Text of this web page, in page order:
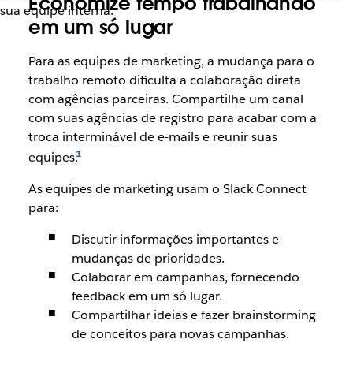
sua equipe interna.
em um só lugar
Para as equipes de marketing, a mudança para o
trabalho remoto dificulta a colaboração direta
com agências parceiras. Compartilhe um canal
com suas agências de registro para acabar com a
troca interminável de e-mails e reunir suas
equipes.
As equipes de marketing usam o Slack Connect
para:
Discutir informações importantes e
mudanças de prioridades.
Colaborar em campanhas, fornecendo
feedback em um só lugar.
Compartilhar ideias e fazer brainstorming
de conceitos para novas campanhas.